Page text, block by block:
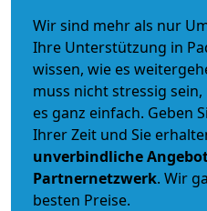
Wir sind mehr als nur
Ihre Unterstützung in
wissen, wie es
muss nicht stressig
es ganz einfach. Geben
Ihrer Zeit und Sie
unverbindliche
Partnernetzwerk. Wir
besten Preise.